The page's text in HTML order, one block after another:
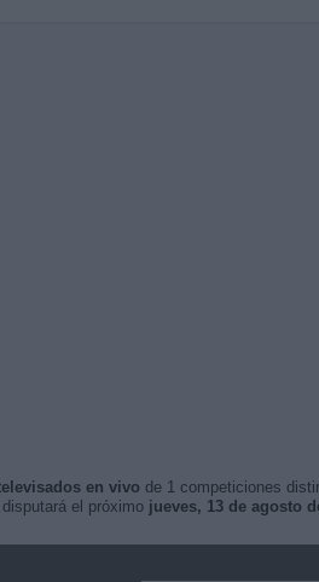
en vivo de 1 competiciones
el próximo jueves, 13 de agosto